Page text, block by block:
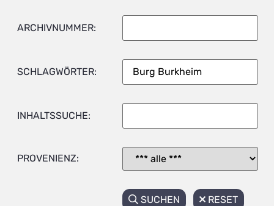
ARCHIVNUMMER:
SCHLAGWÖRTER:
INHALTSSUCHE:
PROVENIENZ:
SUCHEN RESET